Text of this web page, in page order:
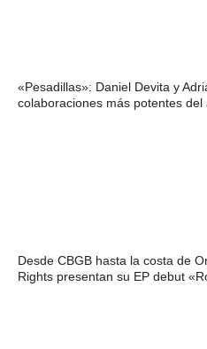
«Pesadillas»: Daniel Devita y
colaboraciones más potentes del
Desde CBGB hasta la costa de
Rights presentan su EP debut